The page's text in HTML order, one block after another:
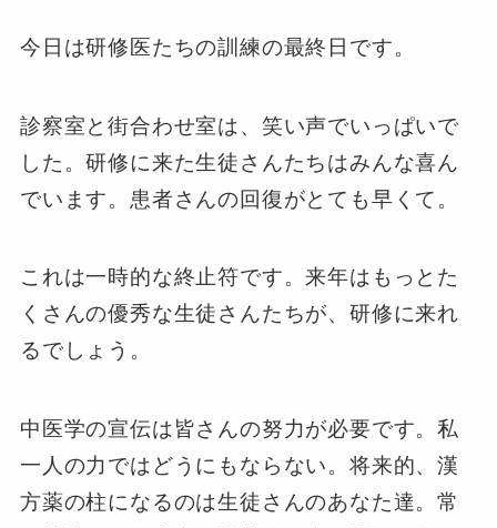
今日は研修医たちの訓練の最終日です。
診察室と街合わせ室は、笑い声でいっぱいで
した。研修に来た生徒さんたちはみんな喜ん
でいます。患者さんの回復がとても早くて。
これは一時的な終止符です。来年はもっとた
くさんの優秀な生徒さんたちが、研修に来れ
るでしょう。
中医学の宣伝は皆さんの努力が必要です。私
一人の力ではどうにもならない。将来的、漢
方薬の柱になるのは生徒さんのあなた達。常